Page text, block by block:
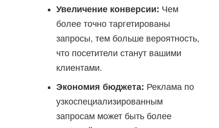
Увеличение конверсии: Чем
более точно таргетированы
запросы, тем больше вероятность,
что посетители станут вашими
клиентами.
Экономия бюджета: Реклама по
узкоспециализированным
запросам может быть более